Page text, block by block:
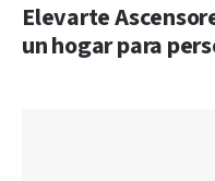
Elevarte
un hogar para